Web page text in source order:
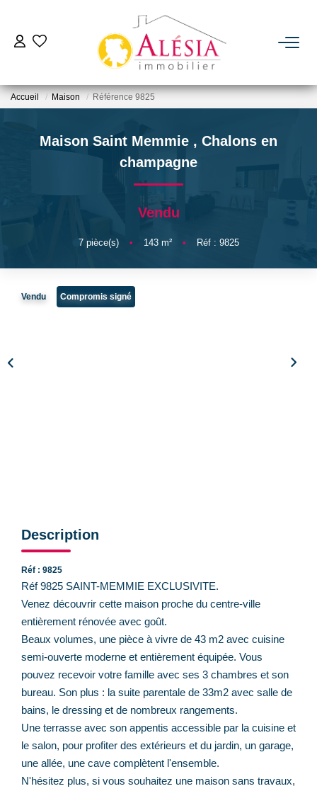
ACHETER
BIENS VENDUS / LOUÉS
NOTRE AGENCE
Accueil Maison Référence 9825
Maison Saint Memmie , Chalons en
champagne
Vendu
7pièce(s) • 143m² • Réf : 9825
Vendu Compromis signé
Description
Réf : 9825
Réf 9825 SAINT-MEMMIE EXCLUSIVITE.
Venez découvrir cette maison proche du centre-ville
entièrement rénovée avec goût.
Beaux volumes, une pièce à vivre de 43 m2 avec cuisine
semi-ouverte moderne et entièrement équipée. Vous
pouvez recevoir votre famille avec ses 3 chambres et son
bureau. Son plus : la suite parentale de 33m2 avec salle de
bains, le dressing et de nombreux rangements.
Une terrasse avec son appentis accessible par la cuisine et
le salon, pour profiter des extérieurs et du jardin, un garage,
une allée, une cave complètent l'ensemble.
N'hésitez plus, si vous souhaitez une maison sans travaux,